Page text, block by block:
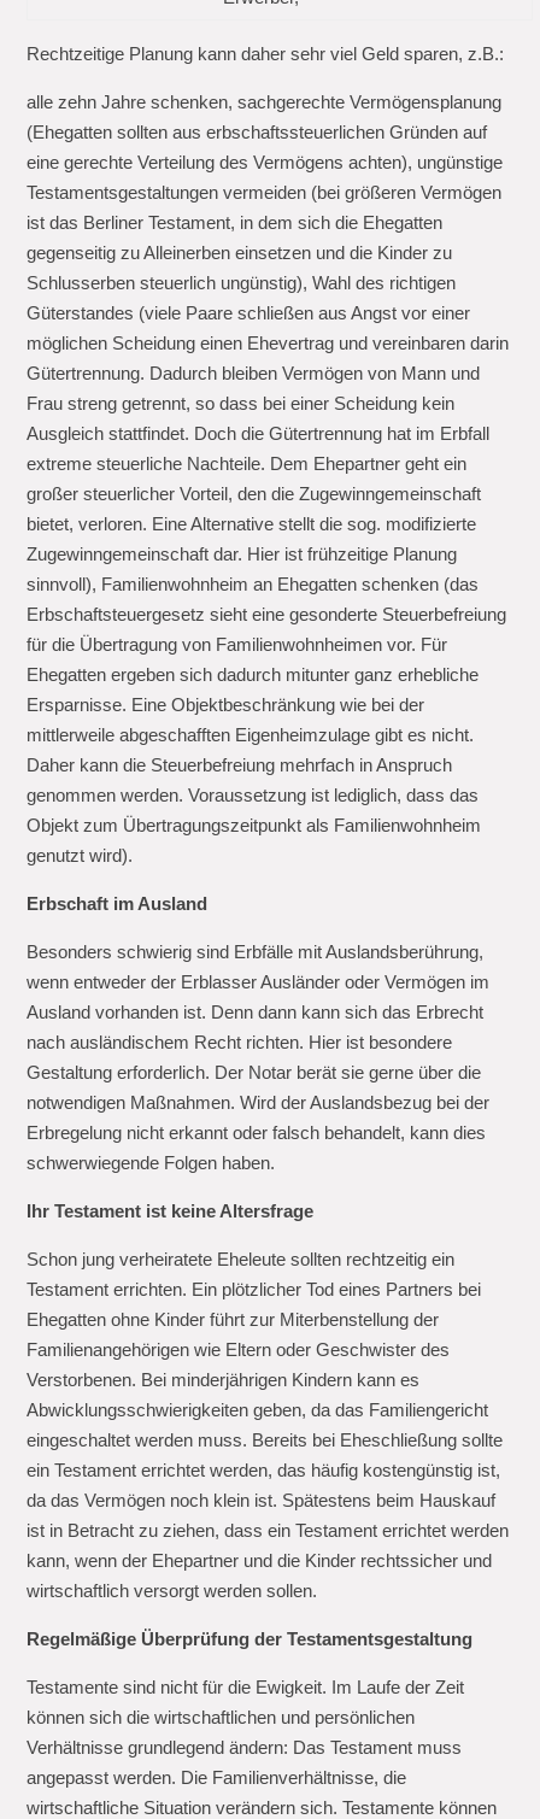
Rechtzeitige Planung kann daher sehr viel Geld sparen, z.B.:
alle zehn Jahre schenken, sachgerechte Vermögensplanung
(Ehegatten sollten aus erbschaftssteuerlichen Gründen auf
eine gerechte Verteilung des Vermögens achten), ungünstige
Testamentsgestaltungen vermeiden (bei größeren Vermögen
ist das Berliner Testament, in dem sich die Ehegatten
gegenseitig zu Alleinerben einsetzen und die Kinder zu
Schlusserben steuerlich ungünstig), Wahl des richtigen
Güterstandes (viele Paare schließen aus Angst vor einer
möglichen Scheidung einen Ehevertrag und vereinbaren darin
Gütertrennung. Dadurch bleiben Vermögen von Mann und
Frau streng getrennt, so dass bei einer Scheidung kein
Ausgleich stattfindet. Doch die Gütertrennung hat im Erbfall
extreme steuerliche Nachteile. Dem Ehepartner geht ein
großer steuerlicher Vorteil, den die Zugewinngemeinschaft
bietet, verloren. Eine Alternative stellt die sog. modifizierte
Zugewinngemeinschaft dar. Hier ist frühzeitige Planung
sinnvoll), Familienwohnheim an Ehegatten schenken (das
Erbschaftsteuergesetz sieht eine gesonderte Steuerbefreiung
für die Übertragung von Familienwohnheimen vor. Für
Ehegatten ergeben sich dadurch mitunter ganz erhebliche
Ersparnisse. Eine Objektbeschränkung wie bei der
mittlerweile abgeschafften Eigenheimzulage gibt es nicht.
Daher kann die Steuerbefreiung mehrfach in Anspruch
genommen werden. Voraussetzung ist lediglich, dass das
Objekt zum Übertragungszeitpunkt als Familienwohnheim
genutzt wird).
Erbschaft im Ausland
Besonders schwierig sind Erbfälle mit Auslandsberührung,
wenn entweder der Erblasser Ausländer oder Vermögen im
Ausland vorhanden ist. Denn dann kann sich das Erbrecht
nach ausländischem Recht richten. Hier ist besondere
Gestaltung erforderlich. Der Notar berät sie gerne über die
notwendigen Maßnahmen. Wird der Auslandsbezug bei der
Erbregelung nicht erkannt oder falsch behandelt, kann dies
schwerwiegende Folgen haben.
Ihr Testament ist keine Altersfrage
Schon jung verheiratete Eheleute sollten rechtzeitig ein
Testament errichten. Ein plötzlicher Tod eines Partners bei
Ehegatten ohne Kinder führt zur Miterbenstellung der
Familienangehörigen wie Eltern oder Geschwister des
Verstorbenen. Bei minderjährigen Kindern kann es
Abwicklungsschwierigkeiten geben, da das Familiengericht
eingeschaltet werden muss. Bereits bei Eheschließung sollte
ein Testament errichtet werden, das häufig kostengünstig ist,
da das Vermögen noch klein ist. Spätestens beim Hauskauf
ist in Betracht zu ziehen, dass ein Testament errichtet werden
kann, wenn der Ehepartner und die Kinder rechtssicher und
wirtschaftlich versorgt werden sollen.
Regelmäßige Überprüfung der Testamentsgestaltung
Testamente sind nicht für die Ewigkeit. Im Laufe der Zeit
können sich die wirtschaftlichen und persönlichen
Verhältnisse grundlegend ändern: Das Testament muss
angepasst werden. Die Familienverhältnisse, die
wirtschaftliche Situation verändern sich. Testamente können